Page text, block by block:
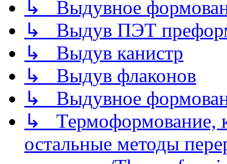
↳ Выдувное
↳ Выдув ПЭТ
↳ Выдув канистр
↳ Выдув флаконов
↳ Выдувное
↳ Термоформование,
остальные методы